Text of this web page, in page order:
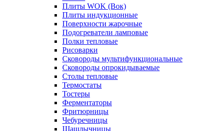
Плиты WOK (Вок)
Плиты индукционные
Поверхности жарочные
Подогреватели ламповые
Полки тепловые
Рисоварки
Сковороды мультифункциональные
Сковороды опрокидываемые
Столы тепловые
Термостаты
Тостеры
Ферментаторы
Фритюрницы
Чебуречницы
Шашлычницы